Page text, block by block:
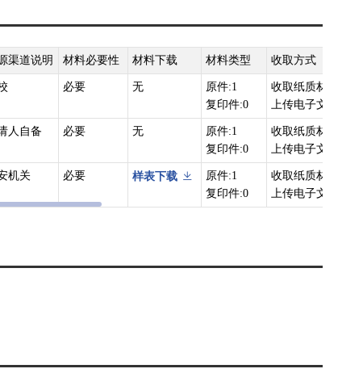
渠道说明 材料必要性 材料下载 材料类型 收取方式
必要 无
原件:1
复印件:0
收取纸质材料、
上传电子文件
人自备 必要 无
原件:1
复印件:0
收取纸质材料、
上传电子文件
机关 必要 样表下载
原件:1
复印件:0
收取纸质材料、
上传电子文件